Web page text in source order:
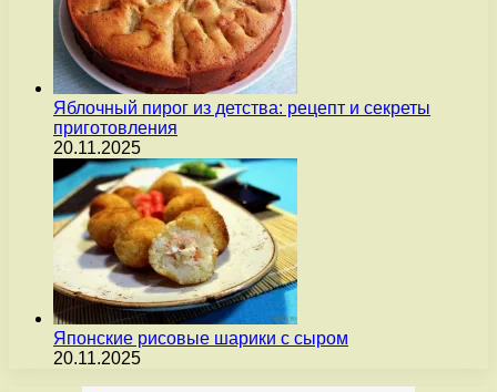
Яблочный пирог из детства: рецепт и секреты
приготовления
20.11.2025
Японские рисовые шарики с сыром
20.11.2025